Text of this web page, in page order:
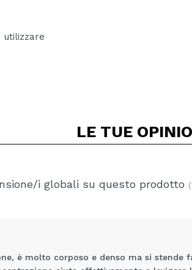
LE TUE
i globali su questo prodotto
è molto corposo e denso ma si stende